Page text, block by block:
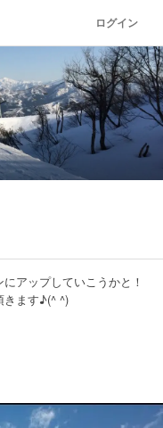
ログイン
アップしていこうかと！
きます♪(^ ^)